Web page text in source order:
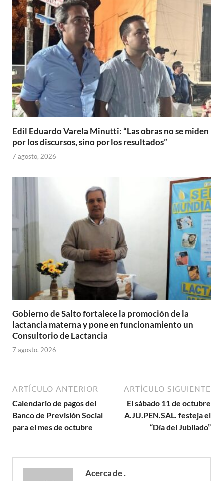
Edil Eduardo Varela Minutti: “Las obras no se miden
por los discursos, sino por los resultados”
7 agosto, 2026
Gobierno de Salto fortalece la promoción de la
lactancia materna y pone en funcionamiento un
Consultorio de Lactancia
7 agosto, 2026
ARTÍCULO ANTERIOR
Calendario de pagos del
Banco de Previsión Social
para el mes de octubre
ARTÍCULO SIGUIENTE
El sábado 11 de octubre
A.JU.PEN.SAL. festeja el
“Día del Jubilado”
Acerca de .